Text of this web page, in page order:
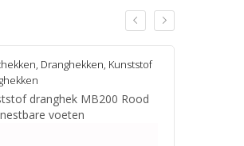
, Dranghekken, Kunststof
dranghek MB200 Rood
voeten